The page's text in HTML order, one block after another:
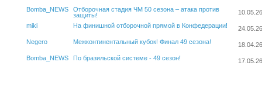
Bomba_NEWS
Отборочная стадия ЧМ 50 сезона – атака против
защиты!
10.05.26
miki
На финишной отборочной прямой в Конфедерации!
24.05.26
Negero
Межконтинентальный кубок! Финал 49 сезона!
18.04.26
Bomba_NEWS
По бразильской системе - 49 сезон! 17.05.26